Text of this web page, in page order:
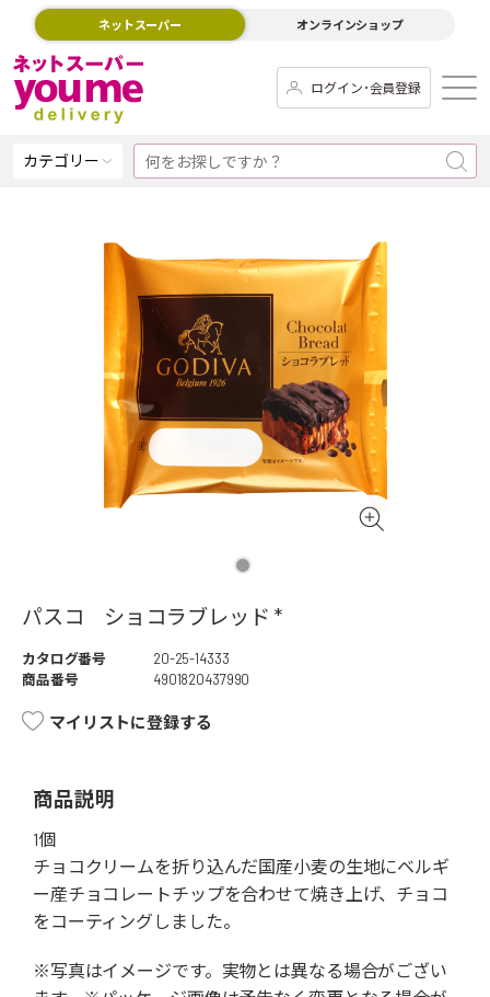
ネットスーパー オンラインショップ
ログイン･会員登録
カテゴリー
パスコ ショコラブレッド *
カタログ番号
20-25-14333
商品番号
4901820437990
マイリストに登録する
商品説明
1個
チョコクリームを折り込んだ国産小麦の生地にベルギ
ー産チョコレートチップを合わせて焼き上げ、チョコ
をコーティングしました。
※写真はイメージです。実物とは異なる場合がござい